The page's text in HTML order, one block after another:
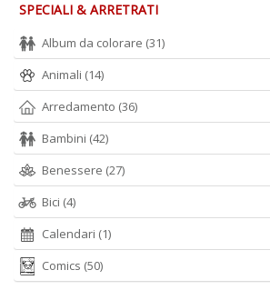
SPECIALI & ARRETRATI
Album da colorare (31)
Animali (14)
Arredamento (36)
Bambini (42)
Benessere (27)
Bici (4)
Calendari (1)
Comics (50)